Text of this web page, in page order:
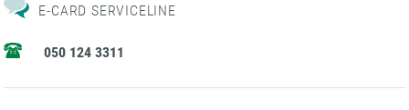
E-CARD SERVICELINE
050 124 3311